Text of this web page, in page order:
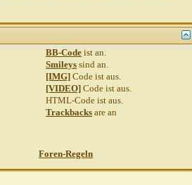
BB-Code istan.
Smileys sindan.
[IMG] Code istaus.
[VIDEO] Code istaus.
HTML-Code istaus.
Trackbacks arean
Foren-Regeln